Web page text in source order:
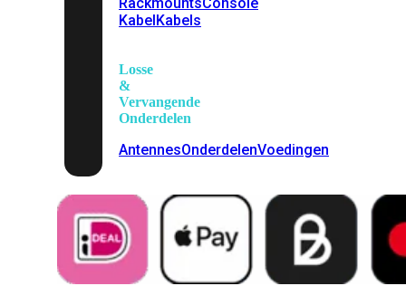
KabelKabels
Losse
&
Vervangende
Onderdelen
AntennesOnderdelenVoedingen